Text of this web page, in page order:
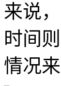
来说
时间
情况来